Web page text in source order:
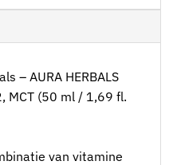
– AURA HERBALS
MCT (50 ml / 1,69 fl.
van vitamine